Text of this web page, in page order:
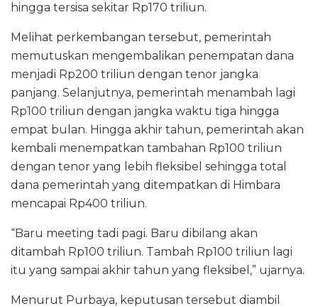
hingga tersisa sekitar Rp170 triliun.
Melihat perkembangan tersebut, pemerintah
memutuskan mengembalikan penempatan dana
menjadi Rp200 triliun dengan tenor jangka
panjang. Selanjutnya, pemerintah menambah lagi
Rp100 triliun dengan jangka waktu tiga hingga
empat bulan. Hingga akhir tahun, pemerintah akan
kembali menempatkan tambahan Rp100 triliun
dengan tenor yang lebih fleksibel sehingga total
dana pemerintah yang ditempatkan di Himbara
mencapai Rp400 triliun.
“Baru meeting tadi pagi. Baru dibilang akan
ditambah Rp100 triliun. Tambah Rp100 triliun lagi
itu yang sampai akhir tahun yang fleksibel,” ujarnya.
Menurut Purbaya, keputusan tersebut diambil